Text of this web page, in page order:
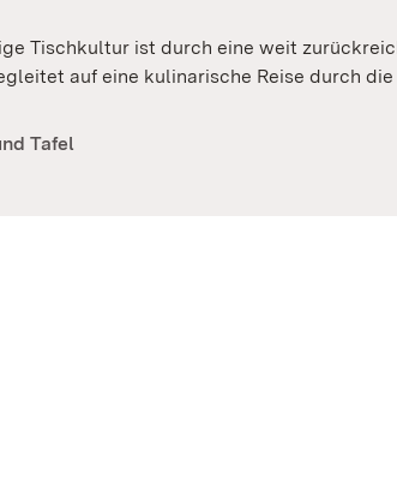
Tischkultur ist durch eine weit
auf eine kulinarische Reise durch
Tafel